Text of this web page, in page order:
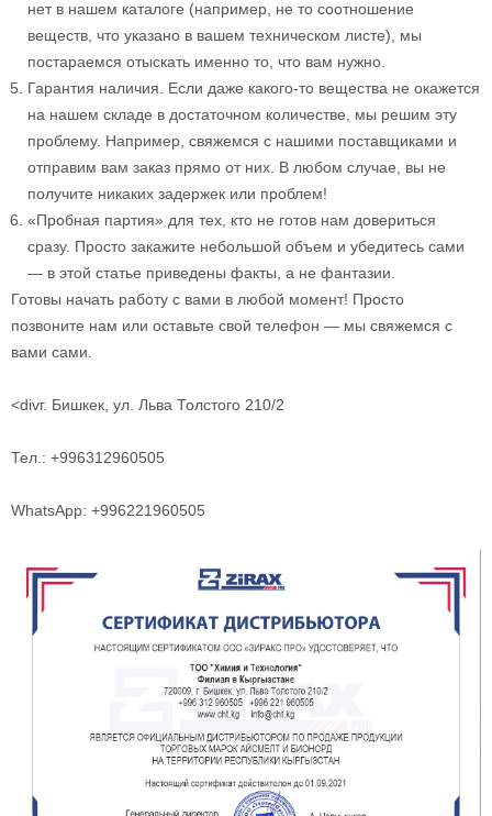
нет в нашем каталоге (например, не то соотношение
веществ, что указано в вашем техническом листе), мы
постараемся отыскать именно то, что вам нужно.
Гарантия наличия. Если даже какого-то вещества не окажется
на нашем складе в достаточном количестве, мы решим эту
проблему. Например, свяжемся с нашими поставщиками и
отправим вам заказ прямо от них. В любом случае, вы не
получите никаких задержек или проблем!
«Пробная партия» для тех, кто не готов нам довериться
сразу. Просто закажите небольшой объем и убедитесь сами
— в этой статье приведены факты, а не фантазии.
Готовы начать работу с вами в любой момент! Просто
позвоните нам или оставьте свой телефон — мы свяжемся с
вами сами.
<divг. Бишкек, ул. Льва Толстого 210/2
Тел.: +996312960505
WhatsApp: +996221960505